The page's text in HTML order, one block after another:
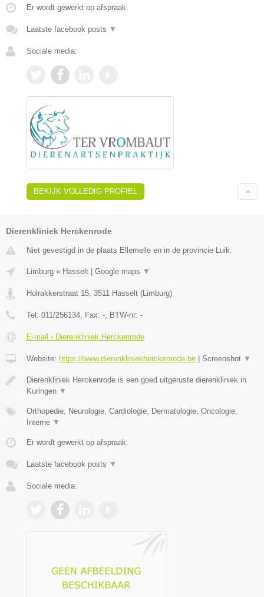
Er wordt gewerkt op afspraak.
Laatste facebook posts ▼
Sociale media:
BEKIJK VOLLEDIG PROFIEL
Dierenkliniek Herckenrode
Niet gevestigd in de plaats Ellemelle en in de provincie Luik.
Limburg » Hasselt Google maps ▼
Holrakkerstraat 15, 3511 Hasselt (Limburg)
Tel: 011/256134, Fax: -, BTW-nr: -
E-mail › Dierenkliniek Herckenrode
Website: https://www.dierenkliniekherckenrode.be Screenshot ▼
Dierenkliniek Herckenrode is een goed uitgeruste dierenkliniek in
Kuringen ▼
Orthopedie, Neurologie, Cardiologie, Dermatologie, Oncologie,
Interne ▼
Er wordt gewerkt op afspraak.
Laatste facebook posts ▼
Sociale media: